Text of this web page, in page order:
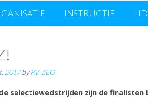
INSTRUCTIE
2017by P.V. ZEO
selectiewedstrijden zijn de finalisten